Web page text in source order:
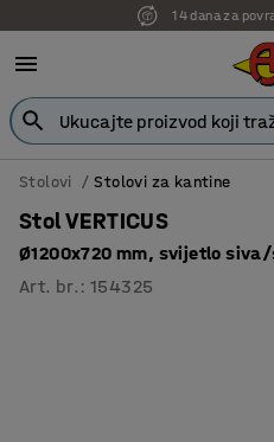
14 dana za
Stolovi Stolovi za kantine
Stol VERTICUS
Ø1200x720 mm, svijetlo
Art. br. :154325